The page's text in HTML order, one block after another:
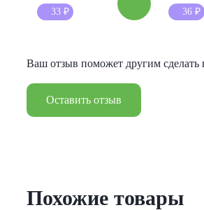
33 ₽ 36 ₽
Ваш отзыв поможет другим сделать
Оставить отзыв
Похожие товары